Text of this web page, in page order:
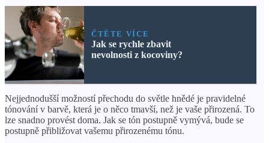
ČTĚTE VÍCE
Jak se rychle zbavit
nevolnosti z kocoviny?
Nejjednodušší možností přechodu do světle hnědé je pravidelné
tónování v barvě, která je o něco tmavší, než je vaše přirozená. To
lze snadno provést doma. Jak se tón postupně vymývá, bude se
postupně přibližovat vašemu přirozenému tónu.